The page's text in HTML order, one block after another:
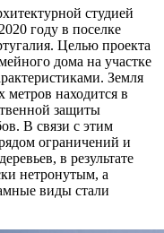
студией
году в поселке
Целью проекта
дома на участке
Земля
находится в
защиты
В связи с этим
ограничений и
в результате
нетронутым, а
виды стали